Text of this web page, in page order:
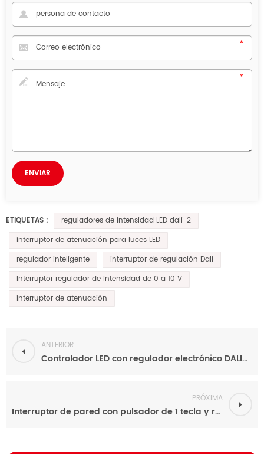
ETIQUETAS :
reguladores de intensidad LED dali-2
interruptor de atenuación para luces LED
regulador inteligente
interruptor de regulación Dali
Interruptor regulador de intensidad de 0 a 10 V
interruptor de atenuación
ANTERIOR
Controlador LED con regulador electrónico DALI-2 de 100-277 V CA para iluminación LED.
PRÓXIMA
Interruptor de pared con pulsador de 1 tecla y regulador DALI de 100-277 VA para iluminación LED